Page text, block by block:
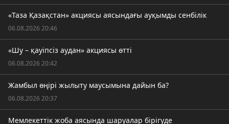
«Таза Қазақстан» акциясы аясындағы ауқымды сенбілік
06.08.2026 20:46
«Шу – қауіпсіз аудан» акциясы өтті
06.08.2026 20:42
Жамбыл өңірі жылыту маусымына дайын ба?
06.08.2026 20:37
Мемлекеттік жоба аясында шаруалар бірігуде